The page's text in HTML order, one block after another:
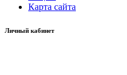
Карта сайта
Личный кабинет